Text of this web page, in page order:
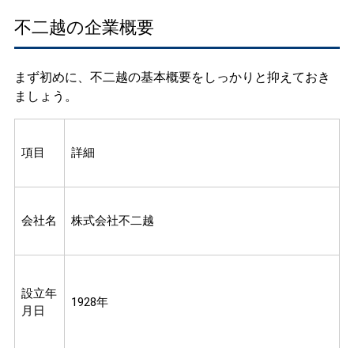
不二越の企業概要
まず初めに、不二越の基本概要をしっかりと抑えておき
ましょう。
項目 詳細
会社名 株式会社不二越
設立年
月日
1928年